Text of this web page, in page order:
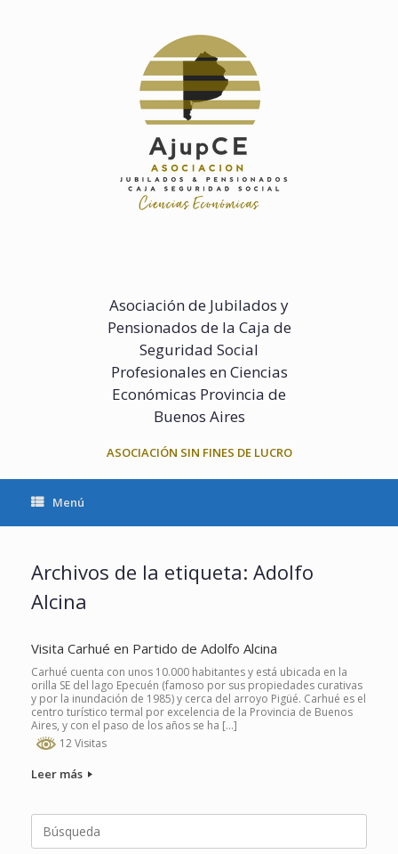
Asociación de Jubilados y
Pensionados de la Caja de
Seguridad Social
Profesionales en Ciencias
Económicas Provincia de
Buenos Aires
ASOCIACIÓN SIN FINES DE LUCRO
Menú
Archivos de la etiqueta: Adolfo
Alcina
Visita Carhué en Partido de Adolfo Alcina
Carhué cuenta con unos 10.000 habitantes y está ubicada en la
orilla SE del lago Epecuén (famoso por sus propiedades curativas
y por la inundación de 1985) y cerca del arroyo Pigüé. Carhué es el
centro turístico termal por excelencia de la Provincia de Buenos
Aires, y con el paso de los años se ha […]
12 Visitas
Leer más